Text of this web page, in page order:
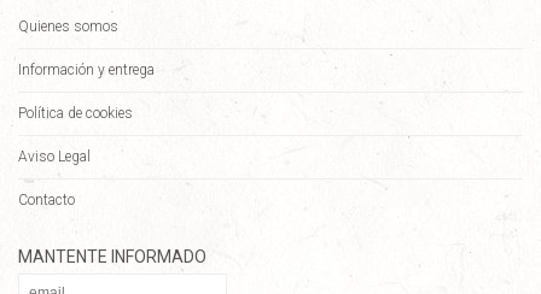
Quienes somos
Información y entrega
Política de cookies
Aviso Legal
Contacto
MANTENTE INFORMADO